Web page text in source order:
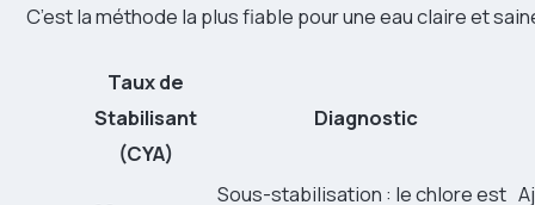
C’est la méthode la plus fiable pour une eau claire et
Taux de
Stabilisant
(CYA)
Diagnostic
Sous-stabilisation : le chlore est